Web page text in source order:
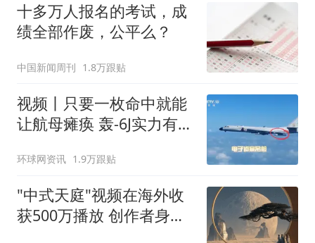
十多万人报名的考试，成
绩全部作废，公平么？
中国新闻周刊 1.8万跟贴
视频丨只要一枚命中就能
让航母瘫痪 轰-6J实力有多
环球网资讯 1.9万跟贴
"中式天庭"视频在海外收
获500万播放 创作者身份